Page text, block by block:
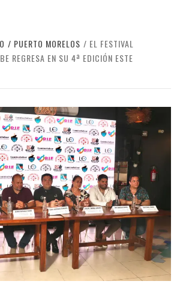
PUERTO MORELOS
EL FESTIVAL
REGRESA EN SU 4ª EDICIÓN ESTE